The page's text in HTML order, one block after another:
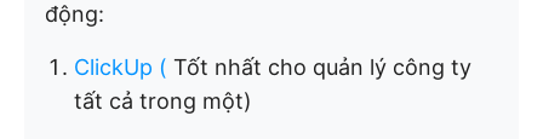
động:
ClickUp ( Tốt nhất cho quản lý công ty
tất cả trong một)